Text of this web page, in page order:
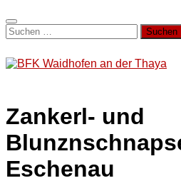
Suchen
nach:
Zankerl- und
Eschenau